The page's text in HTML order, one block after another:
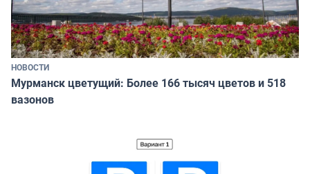
НОВОСТИ
Мурманск цветущий: Более 166 тысяч цветов и 518
вазонов